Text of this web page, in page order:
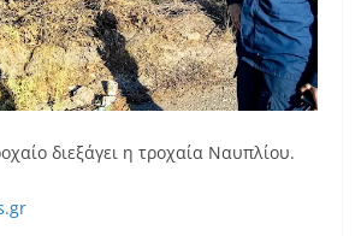
διεξάγει η τροχαία Ναυπλίου.